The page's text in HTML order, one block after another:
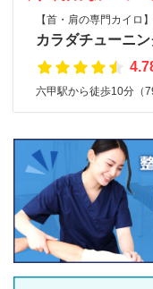
【首・肩の専門カイロ
カラダチューニ
六甲駅から徒歩10分（